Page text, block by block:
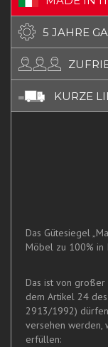
5 JAHRE
KURZE
Das Gütesiegel
Möbel zu 100%
Das ist von großer
dem Artikel 24 des
2913/1992)
versehen werden,
erfüllen: